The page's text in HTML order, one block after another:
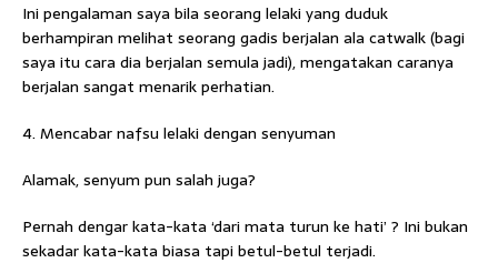
Ini pengalaman saya bila seorang lelaki yang duduk
berhampiran melihat seorang gadis berjalan ala catwalk (bagi
saya itu cara dia berjalan semula jadi), mengatakan caranya
berjalan sangat menarik perhatian.
4. Mencabar nafsu lelaki dengan senyuman
Alamak, senyum pun salah juga?
Pernah dengar kata-kata ‘dari mata turun ke hati’ ? Ini bukan
sekadar kata-kata biasa tapi betul-betul terjadi.